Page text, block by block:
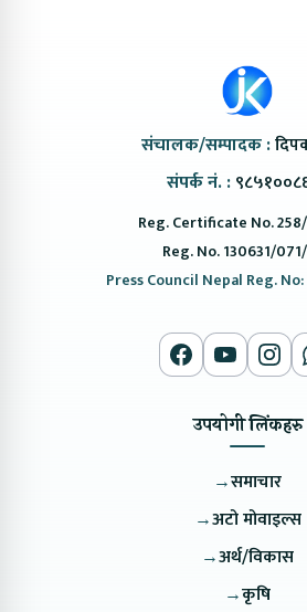
संचालक/सम्पादक :
संपर्क नं. :
Reg. Certificate No.
Reg. No. 130631/
Press Council Nepal Reg. No:
उपयोगी लिंकहरु
→समाचार
→अटो मोवाइल्स
→अर्थ/विकास
→कृषि